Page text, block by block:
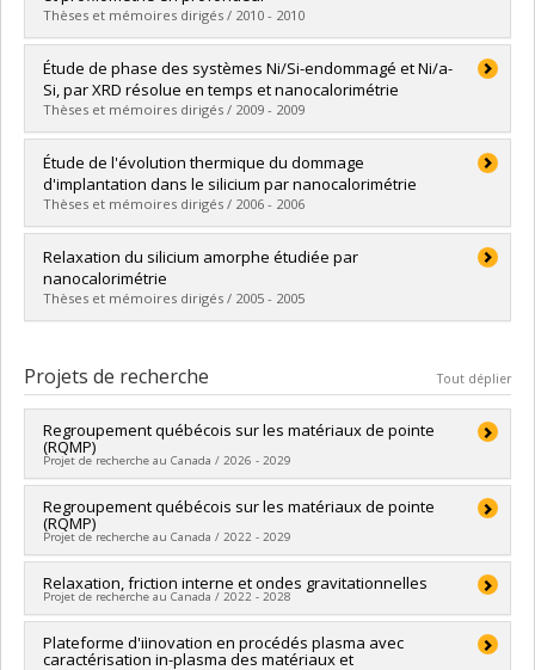
Lien vers le document dans Papyrus
Thèses et mémoires dirigés / 2010 - 2010
Diplômé(e) :Turcotte-Tremblay, Pierre
Cycle :Maîtrise
Diplôme obtenu :M. Sc.
Lien vers le document dans Papyrus
Étude de phase des systèmes Ni/Si-endommagé et Ni/a-
Si, par XRD résolue en temps et nanocalorimétrie
Thèses et mémoires dirigés / 2009 - 2009
Diplômé(e) :Guihard, Matthieu
Cycle :Maîtrise
Diplôme obtenu :M. Sc.
Lien vers le document dans Papyrus
Étude de l'évolution thermique du dommage
d'implantation dans le silicium par nanocalorimétrie
Thèses et mémoires dirigés / 2006 - 2006
Diplômé(e) :Karmouch, Rachid
Cycle :Doctorat
Diplôme obtenu :Ph. D.
Lien vers le document dans Papyrus
Relaxation du silicium amorphe étudiée par
nanocalorimétrie
Thèses et mémoires dirigés / 2005 - 2005
Cycle : Maîtrise
Diplôme obtenu :M. Sc.
Lien vers le document dans Papyrus
Projets de recherche Tout déplier
Regroupement québécois sur les matériaux de pointe
(RQMP)
Projet de recherche au Canada / 2026 - 2029
Chercheur principal :Delphine Bouilly
Co-chercheurs :
Christian Reber,Sjoerd Roorda
Richard Leonelli
Fournier,Jean-François Masson,Luc Stafford,William
Witczak-Krempa,Ahmad Hamdan,Nikolay Kornienko,
Audrey Laventure,Philippe St-Jean, David Sénéchal
Nikolas
Provatas,Louis L. Taillefer,Clara Santato,
Regroupement québécois sur les matériaux de pointe
(RQMP)
Projet de recherche au Canada / 2022 - 2029
Chercheur principal :François Schiettekatte
Co-chercheurs :Christian Reber,Sjoerd Roorda
Richard Leonelli,Normand Mousseau,Antonella Badia,
Richard Martel,Andrea Bianchi,Jean-François Masson
Relaxation, friction interne et ondes gravitationnelles
Projet de recherche au Canada / 2022 - 2028
Chercheur principal :François Schiettekatte
Sources de financement : CRSNG/Conseil de recherches en
Plateforme d'iinovation en procédés plasma avec
caractérisation in-plasma des matériaux et